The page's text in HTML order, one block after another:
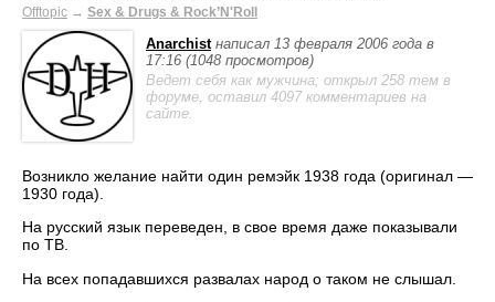
Offtopic → Sex & Drugs & Rock’N'Roll
Anarchist написал 13 февраля 2006 года в
17:16 (1048 просмотров)
Ведет себя как мужчина; открыл 258 тем в
форуме, оставил 4097 комментариев на
сайте.
Возникло желание найти один ремэйк 1938 года (оригинал —
1930 года).
На русский язык переведен, в свое время даже показывали
по ТВ.
На всех попадавшихся развалах народ о таком не слышал.